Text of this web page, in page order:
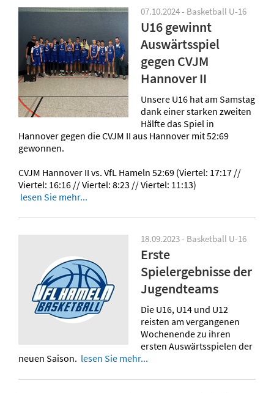
07.10.2024 - Basketball U-16
U16 gewinnt
Auswärtsspiel
gegen CVJM
Hannover II
Unsere U16 hat am Samstag
dank einer starken zweiten
Hälfte das Spiel in
Hannover gegen die CVJM II aus Hannover mit 52:69
gewonnen.
CVJM Hannover II vs. VfL Hameln 52:69 (Viertel: 17:17 //
Viertel: 16:16 // Viertel: 8:23 // Viertel: 11:13)
lesen Sie mehr...
18.09.2023 - Basketball U-16
Erste
Spielergebnisse der
Jugendteams
Die U16, U14 und U12
reisten am vergangenen
Wochenende zu ihren
ersten Auswärtsspielen der
neuen Saison. lesen Sie mehr...